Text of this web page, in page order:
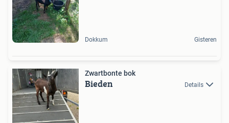
Dokkum Gisteren
Zwartbonte bok
Bieden Details